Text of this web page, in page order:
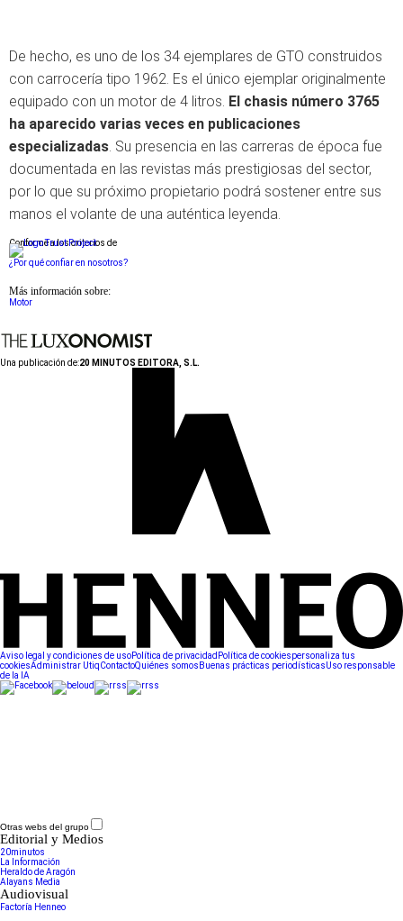
De hecho, es uno de los 34 ejemplares de GTO construidos
con carrocería tipo 1962. Es el único ejemplar originalmente
equipado con un motor de 4 litros. El chasis número 3765
ha aparecido varias veces en publicaciones
especializadas. Su presencia en las carreras de época fue
documentada en las revistas más prestigiosas del sector,
por lo que su próximo propietario podrá sostener entre sus
manos el volante de una auténtica leyenda.
Conforme a los criterios de
¿Por qué confiar en nosotros?
Más información sobre:
Motor
Una publicación de:20 MINUTOS EDITORA, S.L.
Aviso legal y condiciones de usoPolítica de privacidad Política de cookiespersonaliza tus
cookiesAdministrar UtiqContactoQuiénes somos Buenas prácticas periodísticasUso responsable
de la IA
Otras webs del grupo
Editorial y Medios
20minutos
La Información
Heraldo de Aragón
Alayans Media
Audiovisual
Factoría Henneo